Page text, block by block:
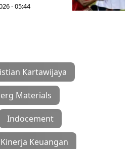
- 05:44
Kartawijaya
Materials
Indocement
Kinerja Keuangan